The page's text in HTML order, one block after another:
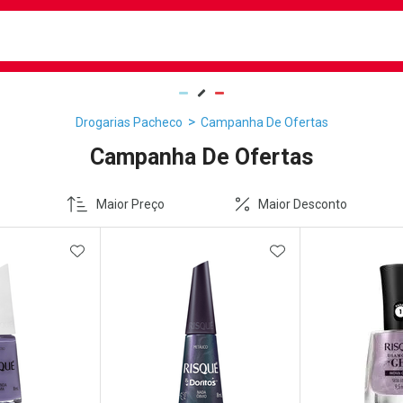
Drogarias Pacheco Campanha De Ofertas
Campanha De Ofertas
Maior Preço Maior Desconto
ADICIONAR AOS FAVORITOSADICIONAR AOS